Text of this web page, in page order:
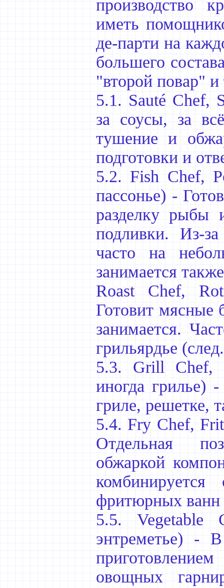
производство
иметь
де-парти на
большего
"второй повар"
5.1. Sauté Chef,
за соусы, за
тушение и
подготовки и
5.2. Fish Chef,
пассонье) -
разделку рыбы
подливки. Из-
часто на
занимается
Roast Chef,
Готовит мясные
занимается.
грильярдье
5.3. Grill Chef,
иногда грилье)
гриле, решетке,
5.4. Fry Chef,
Отдельная
обжаркой
фритюрных
5.5. Vegetable
энтреметье) -
овощных